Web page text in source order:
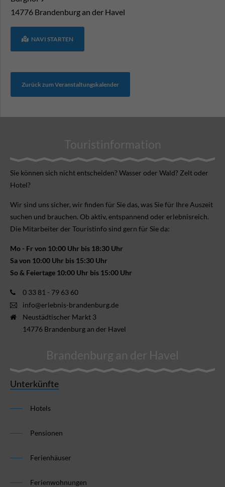
14776 Brandenburg an der Havel
NAVI STARTEN
Zurück zum Veranstaltungskalender
Touristinformation
Sie können sich nicht ent­scheiden? Wasser oder Wald? Zelt oder
Hotel?
Wir sind uns sicher, wir finden für Sie das, was Sie für Ihre Aus­zeit
suchen und brauchen. Ob aktiv, ent­spannend oder erlebnis­reich.
Die Mitarbeiter der Touristinfo sind gern für Sie da:
Mo - Fr von 10:00 Uhr bis 18:30 Uhr
Sa von 10:00 Uhr bis 15:30 Uhr
So & Feiertage 10:00 Uhr bis 15:00 Uhr
0 33 81 - 79 63 60
info@erlebnis-brandenburg.de
Neustädtischer Markt 3
14776 Brandenburg an der Havel
Brandenburg an der Havel
Unterkünfte
Hotels
Pensionen
Ferienhäuser
Ferienwohnungen